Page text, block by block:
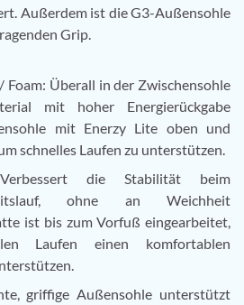
Außerdem ist die G3-Außensohle
Grip.
Foam: Überall in der Zwischensohle
mit hoher Energierückgabe
mit Enerzy Lite oben und
schnelles Laufen zu unterstützen.
Verbessert die Stabilität beim
ohne an Weichheit
ist bis zum Vorfuß eingearbeitet,
Laufen einen komfortablen
griffige Außensohle unterstützt